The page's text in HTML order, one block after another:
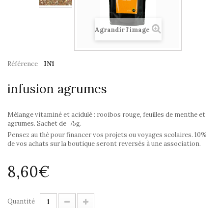
Agrandir l'image
Référence IN1
infusion agrumes
Mélange vitaminé et acidulé : rooibos rouge, feuilles de menthe et
agrumes. Sachet de 75g.
Pensez au thé pour financer vos projets ou voyages scolaires. 10%
de vos achats sur la boutique seront reversés à une association.
8,60€
Quantité